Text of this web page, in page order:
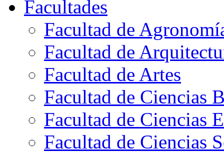
Facultades
Facultad de
Facultad de
Facultad de Artes
Facultad de Ciencias
Facultad de Ciencias
Facultad de Ciencias